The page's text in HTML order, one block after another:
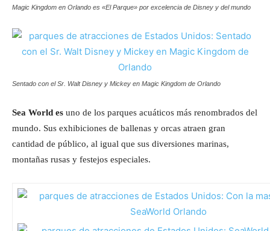
Magic Kingdom en Orlando es «El Parque» por excelencia de Disney y del mundo
Sentado con el Sr. Walt Disney y Mickey en Magic Kingdom de Orlando
Sea World es uno de los parques acuáticos más renombrados del
mundo. Sus exhibiciones de ballenas y orcas atraen gran
cantidad de público, al igual que sus diversiones marinas,
montañas rusas y festejos especiales.